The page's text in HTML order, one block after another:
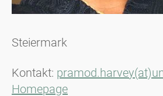
Steiermark
Kontakt:
Homepage